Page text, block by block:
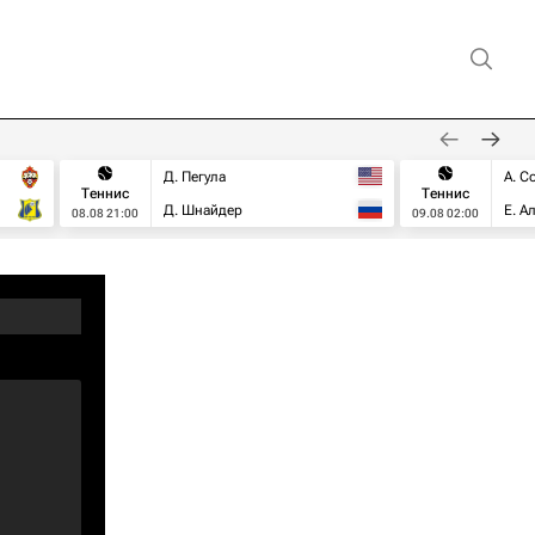
Теннис
08.08 21:00
Д. Пегула
Д. Шнайдер
Теннис
09.08 02:00
А.
Е.